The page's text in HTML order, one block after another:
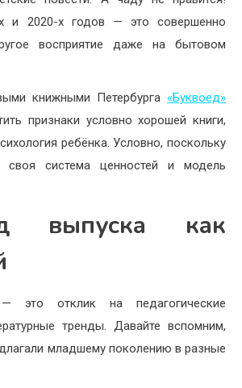
и 2020-х годов — это совершенно
восприятие даже на бытовом
книжными Петербурга «Буквоед»
признаки условно хорошей книги,
ребёнка. Условно, поскольку
система ценностей и модель
выпуска как
это отклик на педагогические
тренды. Давайте вспомним,
младшему поколению в разные